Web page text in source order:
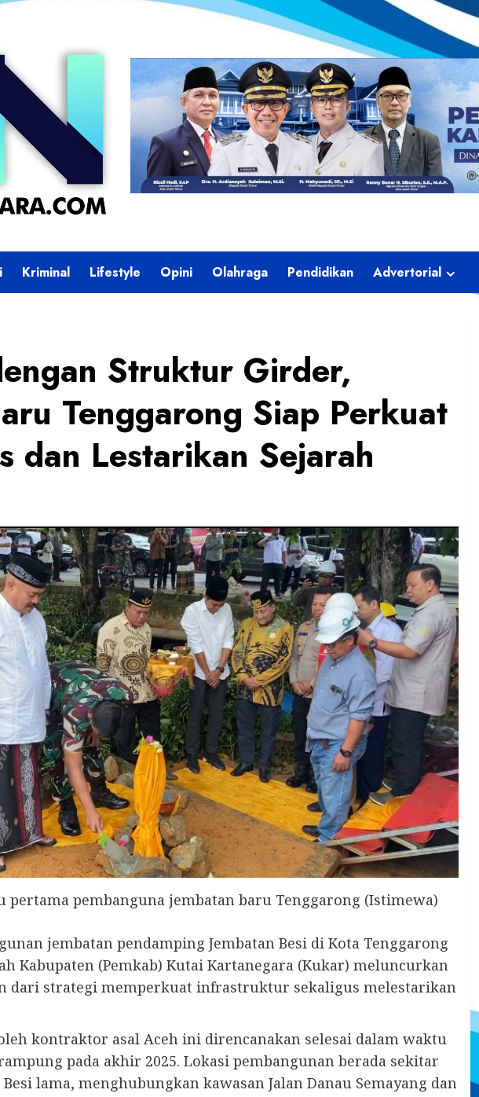
Kriminal Lifestyle Opini Olahraga Pendidikan Advertorial
Struktur Girder,
Tenggarong Siap Perkuat
dan Lestarikan Sejarah
pertama pembanguna jembatan baru Tenggarong (Istimewa)
jembatan pendamping Jembatan Besi di Kota Tenggarong
Kabupaten (Pemkab) Kutai Kartanegara (Kukar) meluncurkan
dari strategi memperkuat infrastruktur sekaligus melestarikan
kontraktor asal Aceh ini direncanakan selesai dalam waktu
pada akhir 2025. Lokasi pembangunan berada sekitar
lama, menghubungkan kawasan Jalan Danau Semayang dan